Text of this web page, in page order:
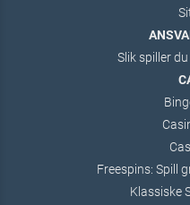
Slik spiller
Freespins: Spill
Klassiske